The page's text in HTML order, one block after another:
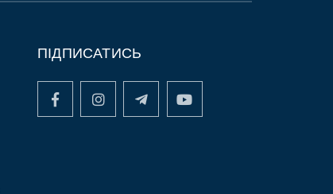
ПІДПИСАТИСЬ